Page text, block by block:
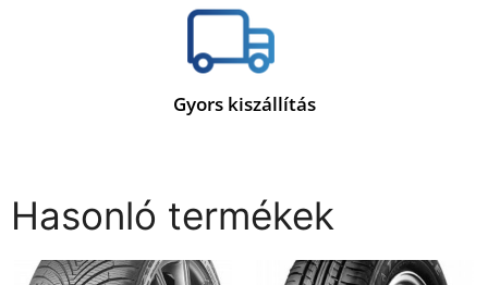
Gyors kiszállítás
Hasonló termékek